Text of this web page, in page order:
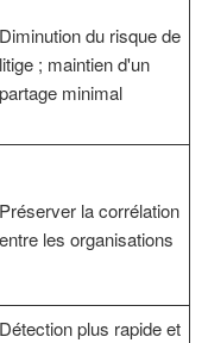
Diminution du risque de
litige ; maintien d'un
partage minimal
Préserver la corrélation
entre les organisations
Détection plus rapide et